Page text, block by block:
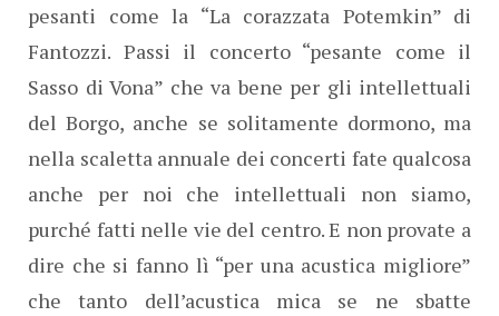
pesanti come la “La corazzata Potemkin” di
Fantozzi. Passi il concerto “pesante come il
Sasso di Vona” che va bene per gli intellettuali
del Borgo, anche se solitamente dormono, ma
nella scaletta annuale dei concerti fate qualcosa
anche per noi che intellettuali non siamo,
purché fatti nelle vie del centro. E non provate a
dire che si fanno lì “per una acustica migliore”
che tanto dell’acustica mica se ne sbatte